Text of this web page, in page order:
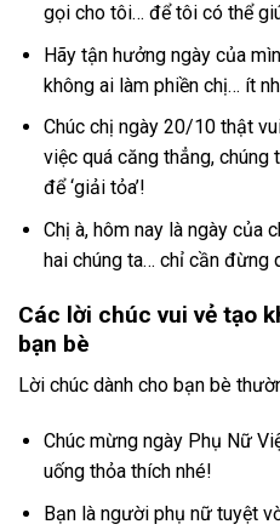
gọi cho tôi… để tôi có thể
Hãy tận hưởng ngày của
không ai làm phiền chị… ít
Chúc chị ngày 20/10 thật
việc quá căng thẳng, chúng
để ‘giải tỏa’!
Chị à, hôm nay là ngày của
hai chúng ta… chỉ cần đừng
Các lời chúc vui vẻ tạo
bạn bè
Lời chúc dành cho bạn bè
Chúc mừng ngày Phụ Nữ
uống thỏa thích nhé!
Bạn là người phụ nữ tuyệt